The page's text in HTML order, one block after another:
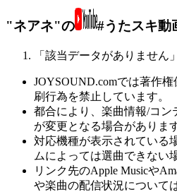
"ネアネ"の #うたスキ動
「該当データがありません」
JOYSOUND.comでは著作
刷行為を禁止しています。
都合により、楽曲情報/コン
が変更となる場合があります
対応機種が表示されている
ムによっては選曲できない
リンク先のApple Musicや
や楽曲の配信状況について